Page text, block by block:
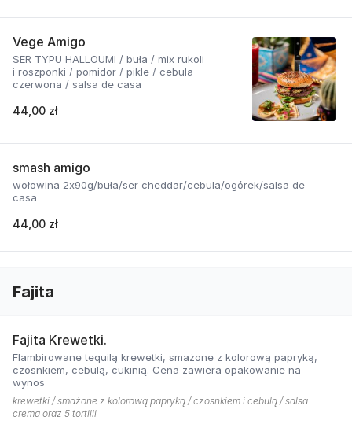
Vege Amigo
SER TYPU HALLOUMI / buła / mix rukoli
i roszponki / pomidor / pikle / cebula
czerwona / salsa de casa
44,00 zł
smash amigo
wołowina 2x90g/buła/ser cheddar/cebula/ogórek/salsa de
casa
44,00 zł
Fajita
Fajita Krewetki.
Flambirowane tequilą krewetki, smażone z kolorową papryką,
czosnkiem, cebulą, cukinią. Cena zawiera opakowanie na
wynos
krewetki / smażone z kolorową papryką / czosnkiem i cebulą / salsa
crema oraz 5 tortilli